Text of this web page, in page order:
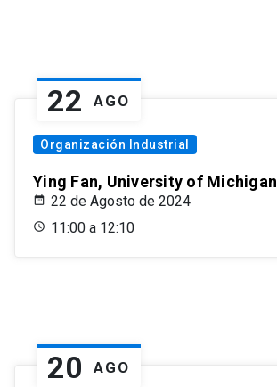
22 AGO
Organización Industrial
Ying Fan, University of Michigan
22 de Agosto de 2024
11:00 a 12:10
20 AGO